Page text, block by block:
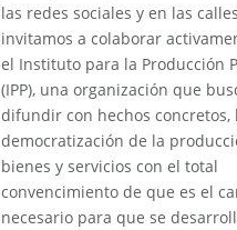
las redes sociales y en las
invitamos a colaborar
el Instituto para la Producción
(IPP), una organización que
difundir con hechos concretos,
democratización de la
bienes y servicios con el total
convencimiento de que es el
necesario para que se